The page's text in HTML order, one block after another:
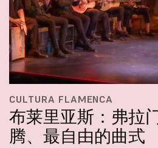
CULTURA FLAMENCA
布莱里亚斯：弗拉
腾、最自由的曲式